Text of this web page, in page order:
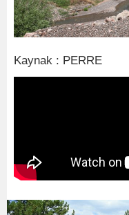
Kaynak : PERRE